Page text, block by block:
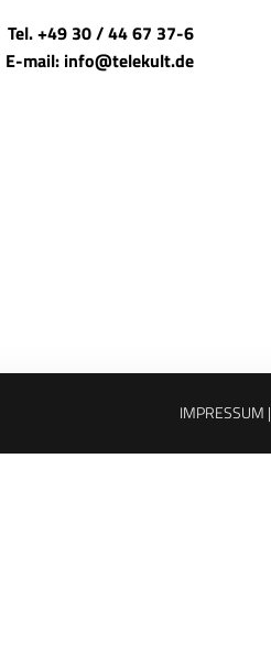
Tel. +49 30 / 44 67 37-6
E-mail: info@telekult.de
IMPRESSUM |